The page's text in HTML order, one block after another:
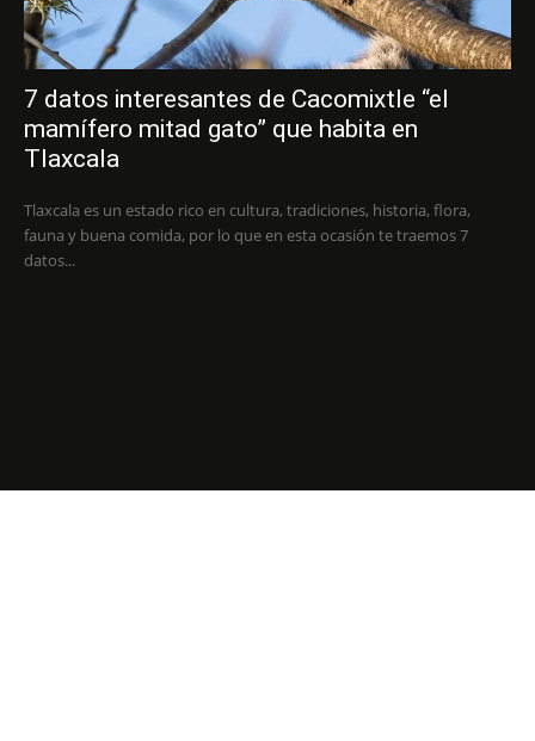
7 datos interesantes de Cacomixtle “el
mamífero mitad gato” que habita en
Tlaxcala
Tlaxcala es un estado rico en cultura, tradiciones, historia, flora,
fauna y buena comida, por lo que en esta ocasión te traemos 7
datos...